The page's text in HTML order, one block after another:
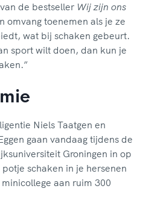
de bestseller Wij zijn ons
omvang toenemen als je ze
wat bij schaken gebeurt.
sport wilt doen, dan kun je
Niels Taatgen en
gaan vandaag tijdens de
Groningen in op
schaken in je hersenen
aan ruim 300